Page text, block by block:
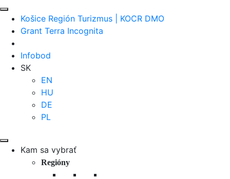
Košice Región Turizmus | KOCR DMO
Grant Terra Incognita
Infobod
SK
EN
HU
DE
PL
Kam sa vybrať
Regióny